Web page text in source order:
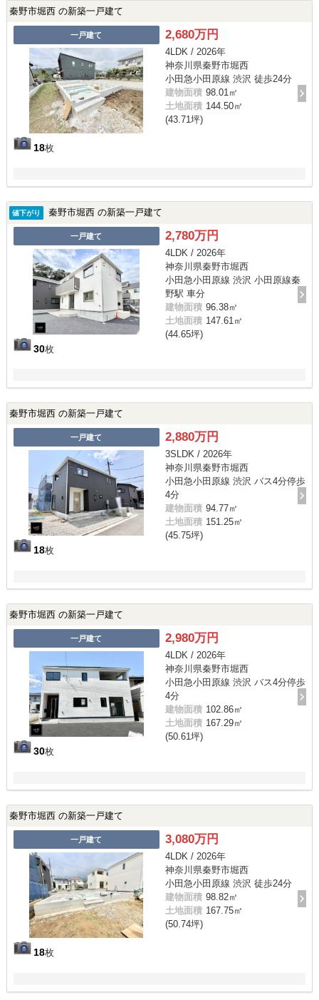
秦野市堀西 の新築一戸建て
一戸建て
18枚
2,680万円
4LDK / 2026年
神奈川県秦野市堀西
小田急小田原線 渋沢 徒歩24分
建物面積 98.01㎡
土地面積 144.50㎡
(43.71坪)
値下がり 秦野市堀西 の新築一戸建て
一戸建て
30枚
2,780万円
4LDK / 2026年
神奈川県秦野市堀西
小田急小田原線 渋沢 小田原線秦
野駅 車分
建物面積 96.38㎡
土地面積 147.61㎡
(44.65坪)
秦野市堀西 の新築一戸建て
一戸建て
18枚
2,880万円
3SLDK / 2026年
神奈川県秦野市堀西
小田急小田原線 渋沢 バス4分停歩
4分
建物面積 94.77㎡
土地面積 151.25㎡
(45.75坪)
秦野市堀西 の新築一戸建て
一戸建て
30枚
2,980万円
4LDK / 2026年
神奈川県秦野市堀西
小田急小田原線 渋沢 バス4分停歩
4分
建物面積 102.86㎡
土地面積 167.29㎡
(50.61坪)
秦野市堀西 の新築一戸建て
一戸建て
18枚
3,080万円
4LDK / 2026年
神奈川県秦野市堀西
小田急小田原線 渋沢 徒歩24分
建物面積 98.82㎡
土地面積 167.75㎡
(50.74坪)